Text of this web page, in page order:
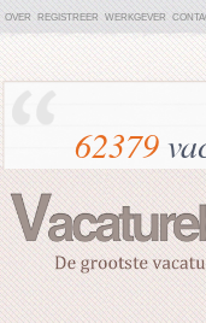
OVER REGISTREER WERKGEVER
62379